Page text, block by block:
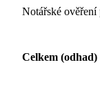
Notářské ověření
Celkem (odhad)